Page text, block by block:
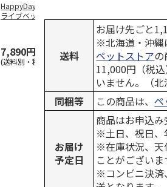
HappyDays 2wayド
ライブベッド グレ
7,890円
(送料別・税込)
イレ ナチュラルグ
1,550円
(送料別・税込) (
送料
お届け先ごと
※北海道・沖縄
ペットストア
11,000円（税
いません。（北
同梱等
この商品は、ペ
お届け
予定日
商品はお申込み
※土日、祝日、
※在庫状況、天
ことがございま
※コンビニ決済